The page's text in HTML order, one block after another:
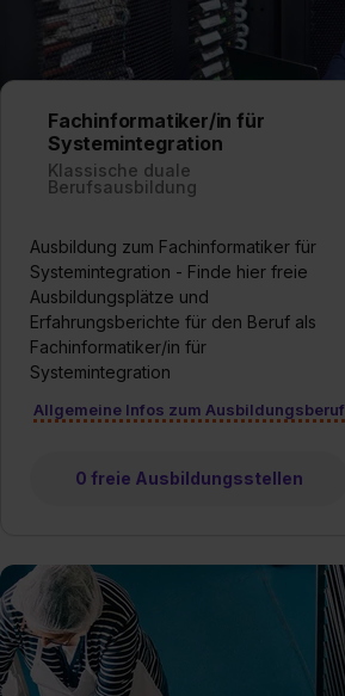
Fachinformatiker/in für
Systemintegration
Klassische duale
Berufsausbildung
Ausbildung zum Fachinformatiker für
Systemintegration - Finde hier freie
Ausbildungsplätze und
Erfahrungsberichte für den Beruf als
Fachinformatiker/in für
Systemintegration
Allgemeine Infos zum Ausbildungsberuf
0 freie Ausbildungsstellen